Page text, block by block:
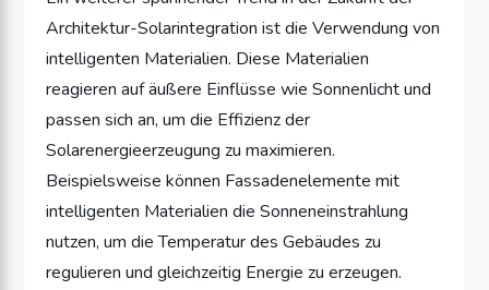
Architektur-Solarintegration ist die Verwendung von
intelligenten Materialien. Diese Materialien
reagieren auf äußere Einflüsse wie Sonnenlicht und
passen sich an, um die Effizienz der
Solarenergieerzeugung zu maximieren.
Beispielsweise können Fassadenelemente mit
intelligenten Materialien die Sonneneinstrahlung
nutzen, um die Temperatur des Gebäudes zu
regulieren und gleichzeitig Energie zu erzeugen.